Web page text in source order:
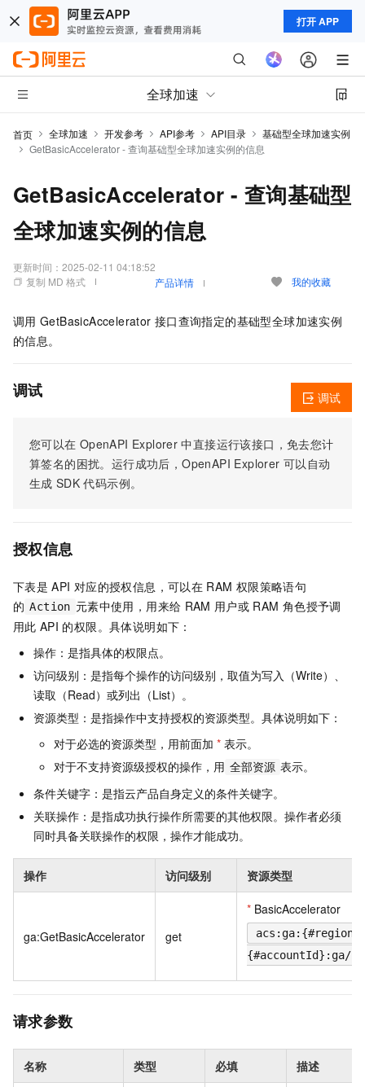
打开 APP
全球加速
首页 全球加速 开发参考 API参考 API目录
基础型全球加速实例
GetBasicAccelerator - 查询基础型全球加速实例的信息
GetBasicAccelerator - 查询基础型
全球加速实例的信息
更新时间： 2025-02-11 04:18:52
复制 MD 格式
产品详情 我的收藏
调用 GetBasicAccelerator 接口查询指定的基础型全球加速实例
的信息。
调试
您可以在 OpenAPI Explorer 中直接运行该接口，免去您计
算签名的困扰。运行成功后，OpenAPI Explorer 可以自动
生成 SDK 代码示例。
调试
授权信息
下表是 API 对应的授权信息，可以在 RAM 权限策略语句
的 Action 元素中使用，用来给 RAM 用户或 RAM 角色授予调
用此 API 的权限。具体说明如下：
操作：是指具体的权限点。
访问级别：是指每个操作的访问级别，取值为写入（Write）、
读取（Read）或列出（List）。
资源类型：是指操作中支持授权的资源类型。具体说明如下：
对于必选的资源类型，用前面加 * 表示。
对于不支持资源级授权的操作，用 全部资源 表示。
条件关键字：是指云产品自身定义的条件关键字。
关联操作：是指成功执行操作所需要的其他权限。操作者必须
同时具备关联操作的权限，操作才能成功。
操作 访问级别 资源类型
ga:GetBasicAccelerator get
* BasicAccelerator
{#accountId}:ga/
请求参数
名称 类型 必填 描述